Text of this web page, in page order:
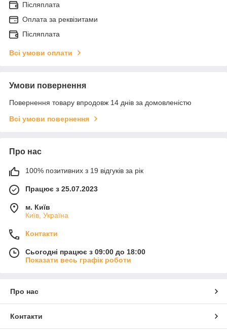
Післяплата
Оплата за реквізитами
Післяплата
Всі умови оплати
Умови повернення
Повернення товару впродовж 14 днів за домовленістю
Всі умови повернення
Про нас
100% позитивних з 19 відгуків за рік
Працює з 25.07.2023
м. Київ
Київ, Україна
Контакти
Сьогодні працює з 09:00 до 18:00
Показати весь графік роботи
Про нас
Контакти